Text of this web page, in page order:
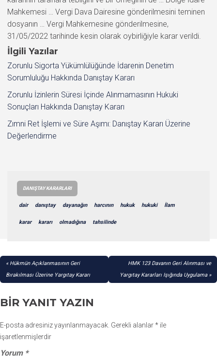
Mahkemesi … Vergi Dava Dairesine gönderilmesini teminen
dosyanın … Vergi Mahkemesine gönderilmesine,
31/05/2022 tarihinde kesin olarak oybirliğiyle karar verildi.
İlgili Yazılar
Zorunlu Sigorta Yükümlülüğünde İdarenin Denetim
Sorumluluğu Hakkında Danıştay Kararı
Zorunlu İzinlerin Süresi İçinde Alınmamasının Hukuki
Sonuçları Hakkında Danıştay Kararı
Zımni Ret İşlemi ve Süre Aşımı: Danıştay Kararı Üzerine
Değerlendirme
DANIŞTAY KARARLARI
dair danıştay dayanağın harcının hukuk hukuki İlam
karar kararı olmadığına tahsilinde
YAZI
GEZINMESI
Hükmün Açıklanmasının Geri
Bırakılması Üzerine Yargıtay Kararı
HMK 123 Davanın Geri Alınması ve
Yargıtay Kararları Işığında Uygulama
BIR YANIT YAZIN
E-posta adresiniz yayınlanmayacak. Gerekli alanlar* ile
işaretlenmişlerdir
Yorum *